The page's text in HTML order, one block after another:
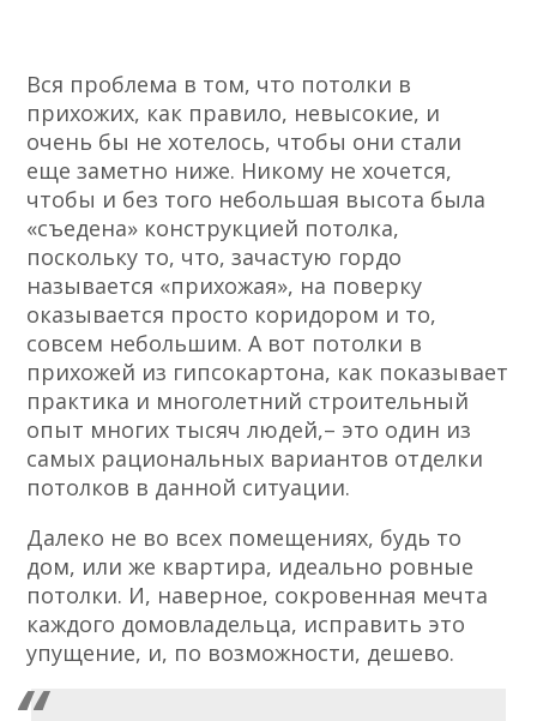
Вся проблема в том, что потолки в
прихожих, как правило, невысокие, и
очень бы не хотелось, чтобы они стали
еще заметно ниже. Никому не хочется,
чтобы и без того небольшая высота была
«съедена» конструкцией потолка,
поскольку то, что, зачастую гордо
называется «прихожая», на поверку
оказывается просто коридором и то,
совсем небольшим. А вот потолки в
прихожей из гипсокартона, как показывает
практика и многолетний строительный
опыт многих тысяч людей,– это один из
самых рациональных вариантов отделки
потолков в данной ситуации.
Далеко не во всех помещениях, будь то
дом, или же квартира, идеально ровные
потолки. И, наверное, сокровенная мечта
каждого домовладельца, исправить это
упущение, и, по возможности, дешево.